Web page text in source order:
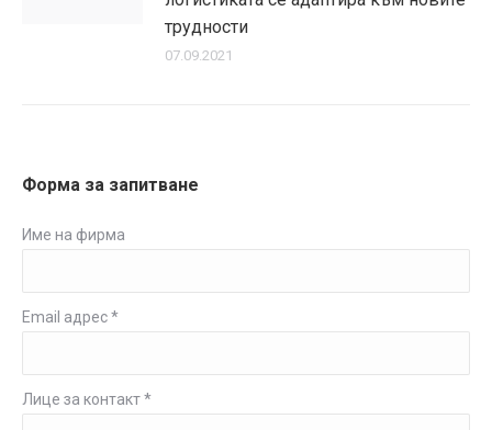
трудности
07.09.2021
Форма за запитване
Име на фирма
Email адрес *
Лице за контакт *